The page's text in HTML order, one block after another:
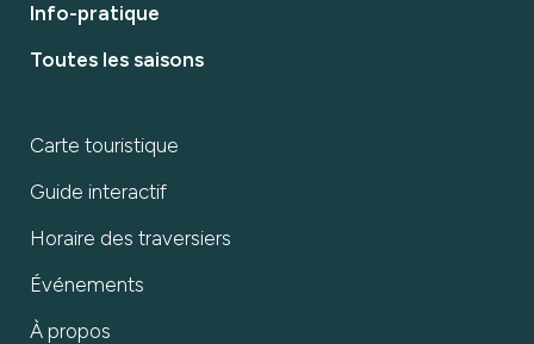
Info-pratique
Toutes les saisons
Carte touristique
Guide interactif
Horaire des traversiers
Événements
À propos